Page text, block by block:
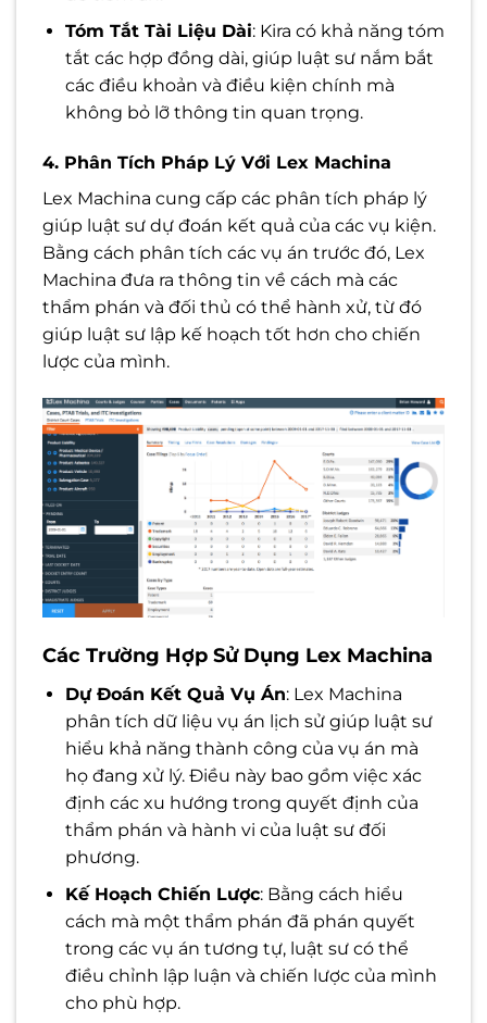
Tóm Tắt Tài Liệu Dài: Kira có khả năng tóm
tắt các hợp đồng dài, giúp luật sư nắm bắt
các điều khoản và điều kiện chính mà
không bỏ lỡ thông tin quan trọng.
4. Phân Tích Pháp Lý Với Lex Machina
Lex Machina cung cấp các phân tích pháp lý
giúp luật sư dự đoán kết quả của các vụ kiện.
Bằng cách phân tích các vụ án trước đó, Lex
Machina đưa ra thông tin về cách mà các
thẩm phán và đối thủ có thể hành xử, từ đó
giúp luật sư lập kế hoạch tốt hơn cho chiến
lược của mình.
Các Trường Hợp Sử Dụng Lex Machina
Dự Đoán Kết Quả Vụ Án: Lex Machina
phân tích dữ liệu vụ án lịch sử giúp luật sư
hiểu khả năng thành công của vụ án mà
họ đang xử lý. Điều này bao gồm việc xác
định các xu hướng trong quyết định của
thẩm phán và hành vi của luật sư đối
phương.
Kế Hoạch Chiến Lược: Bằng cách hiểu
cách mà một thẩm phán đã phán quyết
trong các vụ án tương tự, luật sư có thể
điều chỉnh lập luận và chiến lược của mình
cho phù hợp.